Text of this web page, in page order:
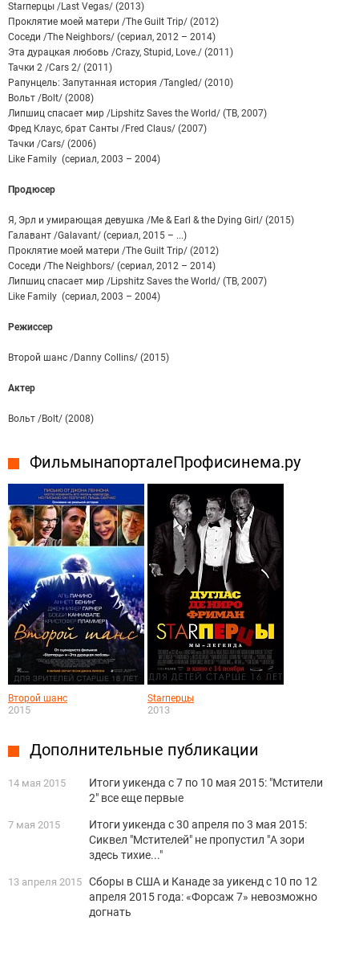
Starперцы /Last Vegas/ (2013)
Проклятие моей матери /The Guilt Trip/ (2012)
Соседи /The Neighbors/ (сериал, 2012 – 2014)
Эта дурацкая любовь /Crazy, Stupid, Love./ (2011)
Тачки 2 /Cars 2/ (2011)
Рапунцель: Запутанная история /Tangled/ (2010)
Вольт /Bolt/ (2008)
Липшиц спасает мир /Lipshitz Saves the World/ (ТВ, 2007)
Фред Клаус, брат Санты /Fred Claus/ (2007)
Тачки /Cars/ (2006)
Like Family (сериал, 2003 – 2004)
Продюсер
Я, Эрл и умирающая девушка /Me & Earl & the Dying Girl/ (2015)
Галавант /Galavant/ (сериал, 2015 – ...)
Проклятие моей матери /The Guilt Trip/ (2012)
Соседи /The Neighbors/ (сериал, 2012 – 2014)
Липшиц спасает мир /Lipshitz Saves the World/ (ТВ, 2007)
Like Family (сериал, 2003 – 2004)
Режиссер
Второй шанс /Danny Collins/ (2015)
Актер
Вольт /Bolt/ (2008)
Фильмы на портале Профисинема.ру
Второй шанс
2015
Starперцы
2013
Дополнительные публикации
14 мая 2015
Итоги уикенда с 7 по 10 мая 2015: "Мстители
2" все еще первые
7 мая 2015
Итоги уикенда с 30 апреля по 3 мая 2015:
Сиквел "Мстителей" не пропустил "А зори
здесь тихие..."
13 апреля 2015 Сборы в США и Канаде за уикенд с 10 по 12
апреля 2015 года: «Форсаж 7» невозможно
догнать